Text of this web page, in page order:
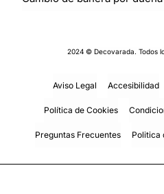
Aviso Legal Accesibilidad
Política de Cookies
Preguntas Frecuentes Politica
2024 © Decovarada. Todos